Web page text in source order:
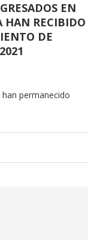
EN
HAN RECIBIDO
DE
permanecido